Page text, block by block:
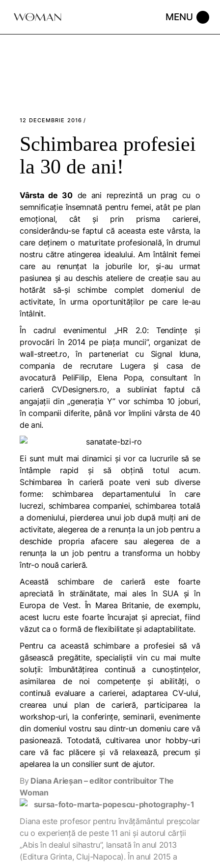
12 DECEMBRIE 2016
Schimbarea profesiei
la 30 de ani!
Vârsta de 30de ani reprezintă un prag cu o
semnificaţie însemnată pentru femei, atât pe plan
emoţional, cât şi prin prisma carierei,
considerându-se faptul că aceasta este vârsta, la
care deţinem o maturitate profesională, în drumul
nostru către atingerea idealului. Am întâlnit femei
care au renunţat la joburile lor, şi-au urmat
pasiunea şi au deschis ateliere de creaţie sau au
hotărât să-şi schimbe complet domeniul de
activitate, în urma oportunităţilor pe care le-au
întâlnit.
În cadrul evenimentul „HR 2.0: Tendinţe şi
provocări în 2014 pe piaţa muncii”, organizat de
wall-street.ro, în parteneriat cu Signal Iduna,
compania de recrutare Lugera şi casa de
avocatură PeliFilip, Elena Popa, consultant în
carieră CVDesigners.ro, a subliniat faptul că
angajaţii din „generaţia Y” vor schimba 10 joburi,
în companii diferite, până vor împlini vârsta de 40
de ani.
Ei sunt mult mai dinamici şi vor ca lucrurile să se
întâmple rapid şi să obţină totul acum.
Schimbarea în carieră poate veni sub diverse
forme: schimbarea departamentului în care
lucrezi, schimbarea companiei, schimbarea totală
a domeniului, pierderea unui job după mulţi ani de
activitate, alegerea de a renunţa la un job pentru a
deschide propria afacere sau alegerea de a
renunţa la un job pentru a transforma un hobby
într-o nouă carieră.
Această schimbare de carieră este foarte
apreciată în străinătate, mai ales în SUA și în
Europa de Vest. În Marea Britanie, de exemplu,
acest lucru este foarte încurajat şi apreciat, fiind
văzut ca o formă de flexibilitate şi adaptabilitate.
Pentru ca această schimbare a profesiei să vă
găsească pregătite, specialiştii vin cu mai multe
soluţii:îmbunătăţirea continuă a cunoştinţelor,
asimilarea de noi competenţe şi abilităţi, o
continuă evaluare a carierei, adaptarea CV-ului,
crearea unui plan de carieră, participarea la
workshop-uri, la conferinţe, seminarii, evenimente
din domeniul vostru sau dintr-un domeniu care vă
pasionează.Totodată, cultivarea unor hobby-uri
care vă fac plăcere şi vă relaxează, precum şi
apelarea la un consiliersunt de ajutor.
By Diana Arieșan – editor contribuitor The
Woman
Diana este profesor pentru învățământul preșcolar
cu o experiență de peste 11 ani și autorul cărții
„Abis în dealul sihastru”, lansată în anul 2013
(Editura Grinta, Cluj-Napoca). În anul 2015 a